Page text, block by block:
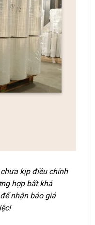
kịp điều chỉnh
hợp bất khả
nhận báo giá